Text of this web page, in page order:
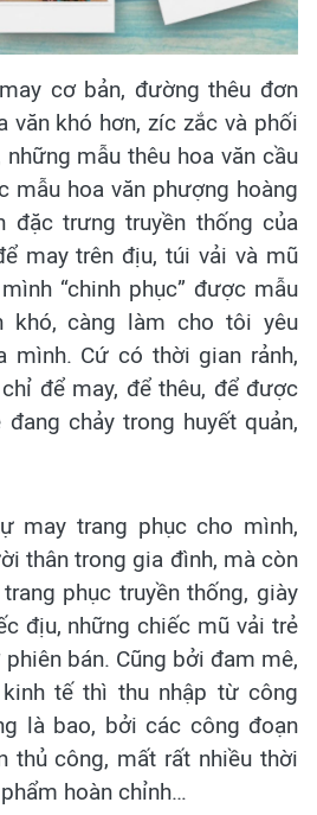
cơ bản, đường thêu đơn
văn khó hơn, zíc zắc và phối
mẫu thêu hoa văn cầu
mẫu hoa văn phượng hoàng
đặc trưng truyền thống của
may trên địu, túi vải và mũ
“chinh phục” được mẫu
khó, càng làm cho tôi yêu
mình. Cứ có thời gian rảnh,
để may, để thêu, để được
chảy trong huyết quản,
may trang phục cho mình,
thân trong gia đình, mà còn
phục truyền thống, giày
địu, những chiếc mũ vải trẻ
bán. Cũng bởi đam mê,
tế thì thu nhập từ công
là bao, bởi các công đoạn
thủ công, mất rất nhiều thời
hoàn chỉnh…